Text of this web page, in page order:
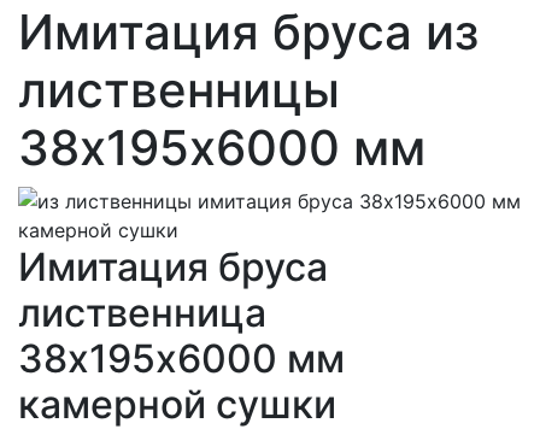
Имитация бруса из
лиственницы
38х195х6000 мм
Имитация бруса
лиственница
38х195х6000 мм
камерной сушки